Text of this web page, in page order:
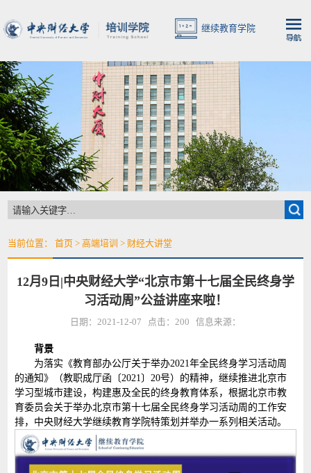
继续教育学院
当前位置： 首页 >高端培训 > 财经大讲堂
12月9日|中央财经大学“北京市第十七届全民终身学
习活动周”公益讲座来啦！
日期：2021-12-07 点击： 200 信息来源：
背景
为落实《教育部办公厅关于举办2021年全民终身学习活动周
的通知》（教职成厅函〔2021〕20号）的精神，继续推进北京市
学习型城市建设，构建惠及全民的终身教育体系，根据北京市教
育委员会关于举办北京市第十七届全民终身学习活动周的工作安
排，中央财经大学继续教育学院特策划并举办一系列相关活动。